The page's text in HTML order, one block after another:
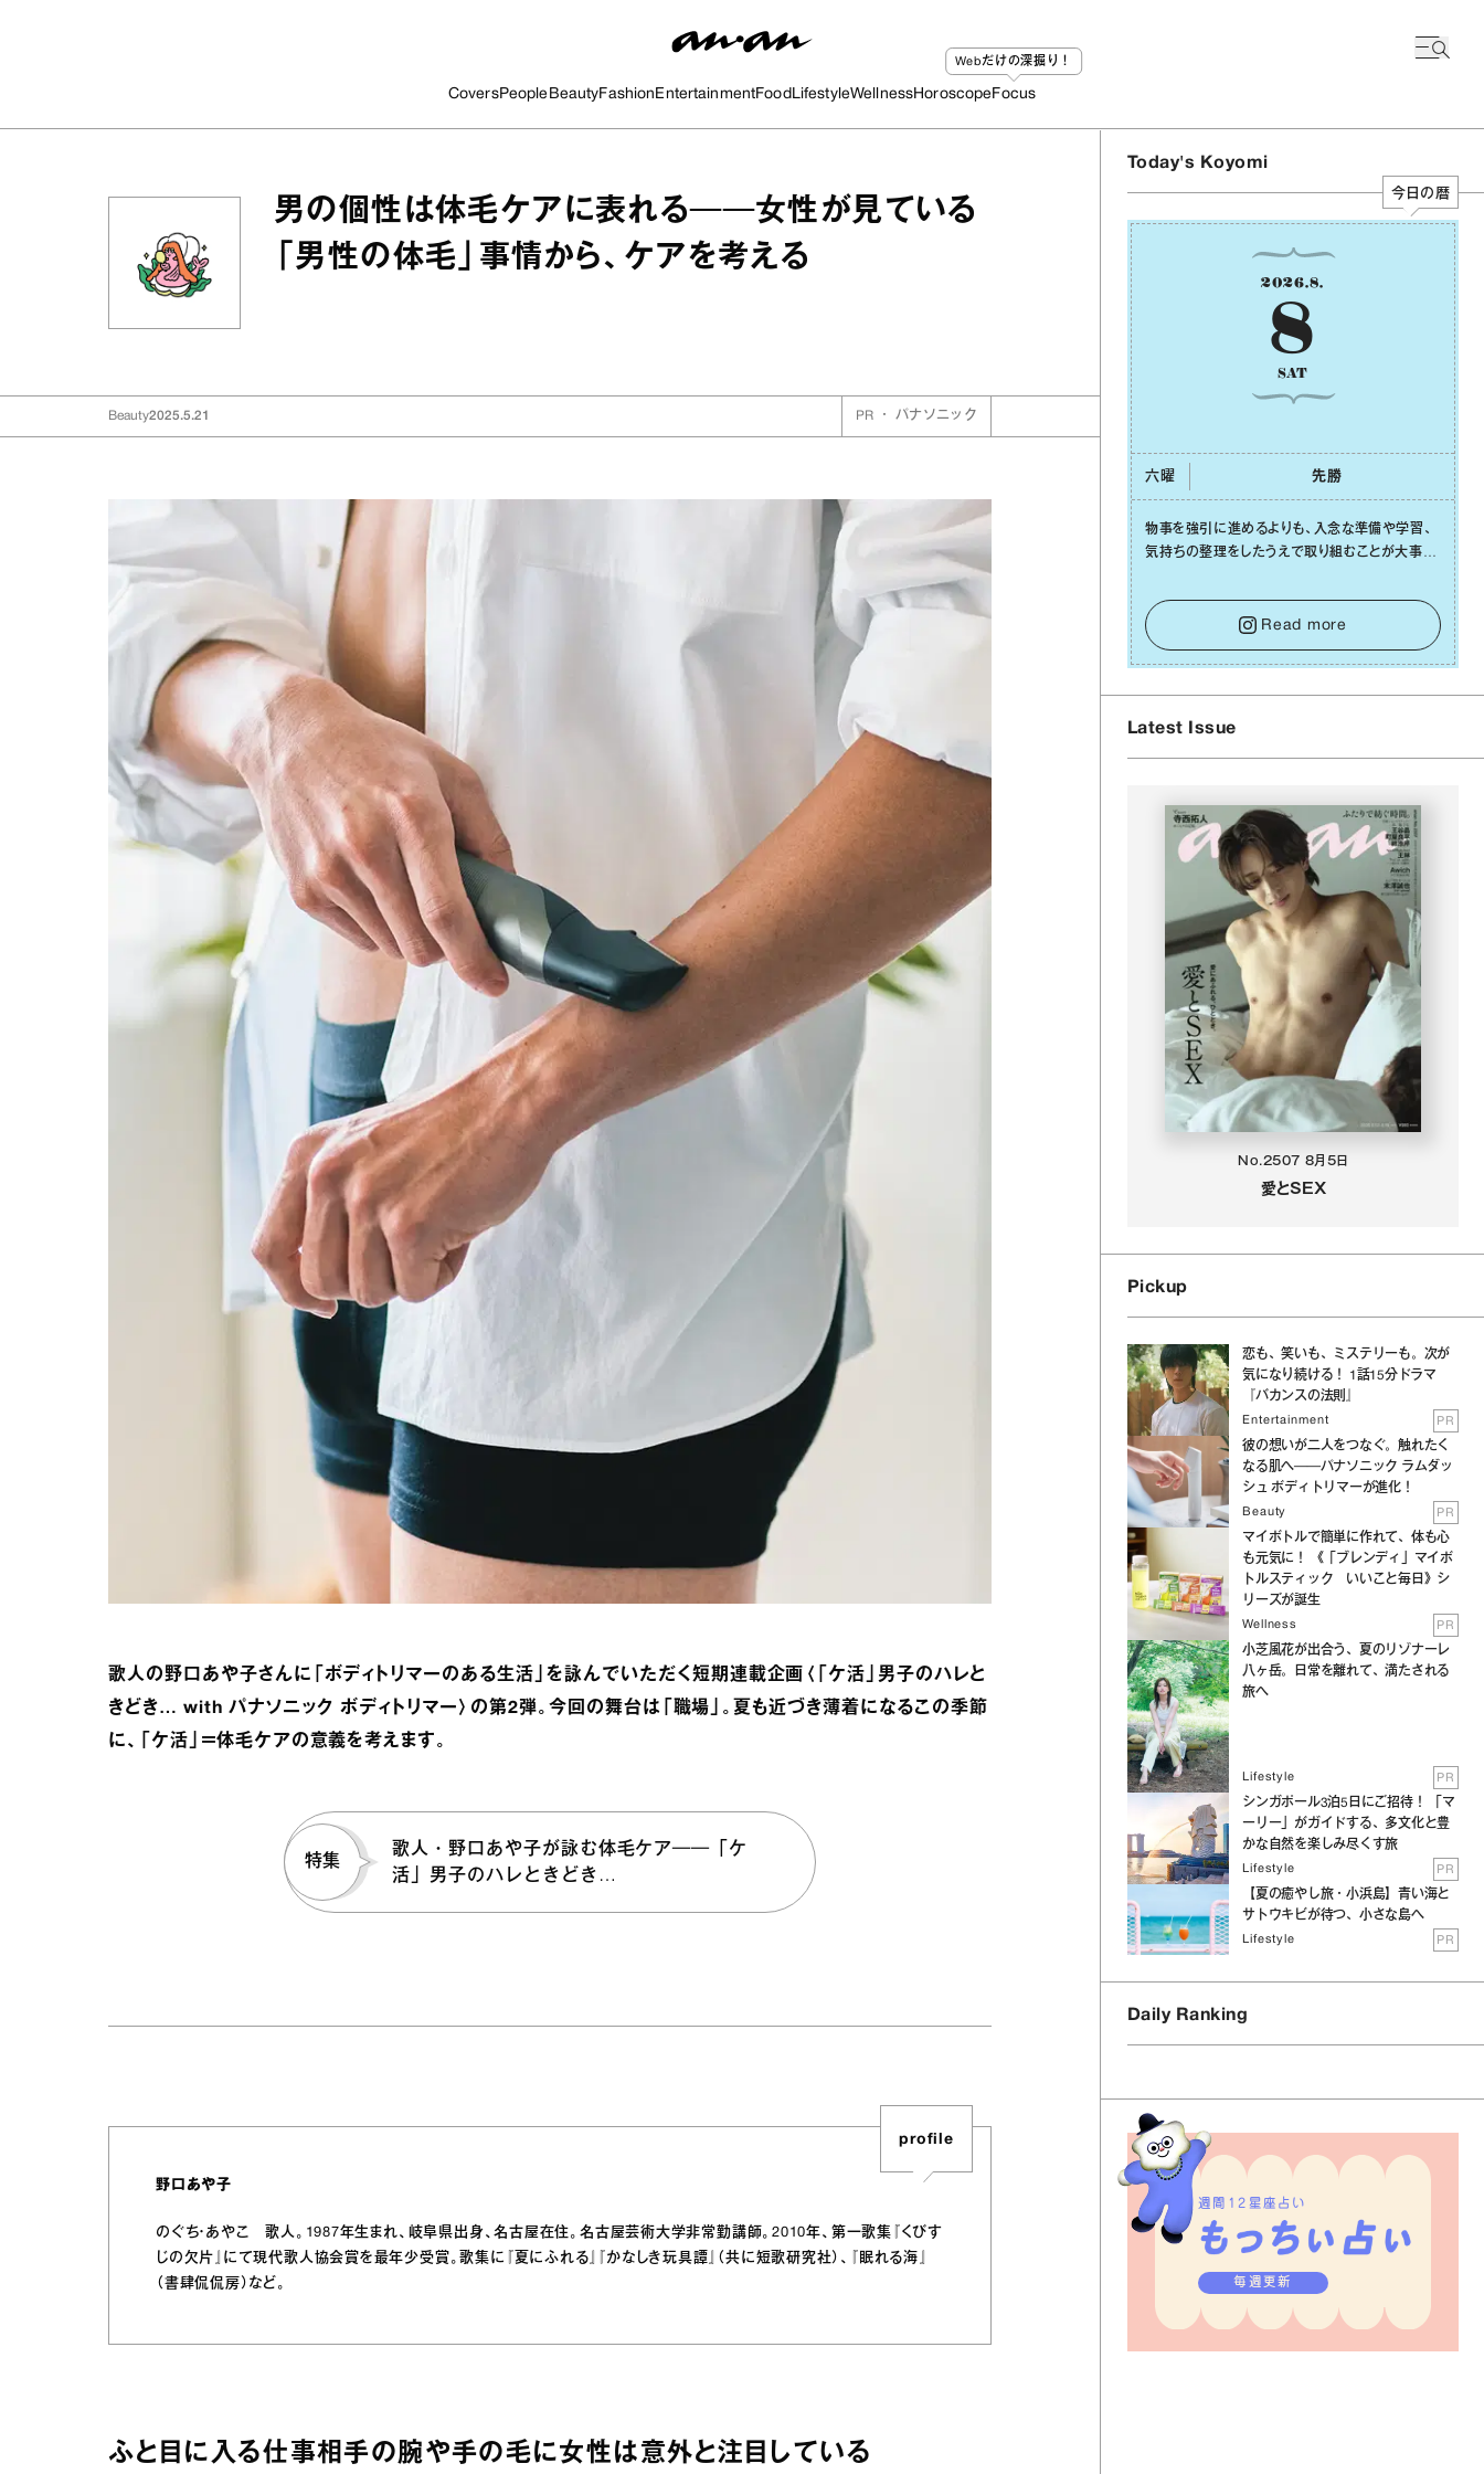
CoversPeople BeautyFashion EntertainmentFood LifestyleWellnessHoroscope
Webだけの深掘り！
Focus
男の個性は体毛ケアに表れる──女性が見ている
「男性の体毛」事情から、ケアを考える
Beauty2025.5.21 PR ・ パナソニック
歌人の野口あや子さんに「ボディトリマーのある生活」を詠んでいただく短期連載企画〈「ケ活」男子のハレと
きどき… with パナソニック ボディトリマー〉の第2弾。今回の舞台は「職場」。夏も近づき薄着になるこの季節
に、「ケ活」＝体毛ケアの意義を考えます。
特集
歌人・野口あや子が詠む体毛ケア──「ケ
活」男子のハレときどき…
profile
野口あや子
のぐち・あやこ 歌人。1987年生まれ、岐阜県出身、名古屋在住。名古屋芸術大学非常勤講師。2010年、第一歌集『くびす
じの欠片』にて現代歌人協会賞を最年少受賞。歌集に『夏にふれる』『かなしき玩具譚』（共に短歌研究社）、『眠れる海』
（書肆侃侃房）など。
ふと目に入る仕事相手の腕や手の毛に女性は意外と注目している
Today's Koyomi
今日の暦
2026.8.
8
SAT
六曜 先勝
物事を強引に進めるよりも、⼊念な準備や学習、
気持ちの整理をしたうえで取り組むことが⼤事な
も焦らないで。意思を伝える⼯夫をしたり、あなた
⾃⾝や疲れていそうな⼈をいたわることに時間を
使いましょう。ここでしっかりとエネルギーを蓄
え、困難を乗り越える⼒に変えましょう。
Read more
Latest Issue
No.2507 8月5日
愛とSEX
Pickup
恋も、笑いも、ミステリーも。次が
気になり続ける！ 1話15分ドラマ
『バカンスの法則』
Entertainment PR
彼の想いが二人をつなぐ。触れたく
なる肌へ──パナソニック ラムダッ
シュ ボディトリマーが進化！
Beauty PR
マイボトルで簡単に作れて、体も心
も元気に！ 《「ブレンディ」マイボ
トルスティック いいこと毎日》シ
リーズが誕生
Wellness PR
小芝風花が出合う、夏のリゾナーレ
八ヶ岳。日常を離れて、満たされる
旅へ
Lifestyle PR
シンガポール3泊5日にご招待！ 「マ
ーリー」がガイドする、多文化と豊
かな自然を楽しみ尽くす旅
Lifestyle PR
【夏の癒やし旅・小浜島】青い海と
サトウキビが待つ、小さな島へ
Lifestyle PR
Daily Ranking
週間12星座占い
毎週更新